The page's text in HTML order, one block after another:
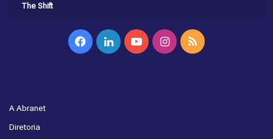
The Shift
FacebookLinkedinYouTubeInstagram
RSS
A Abranet
Diretoria